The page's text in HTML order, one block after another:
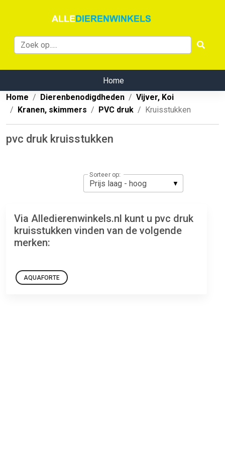
Home
Home
Dierenbenodigdheden
Vijver, Koi
Kranen, skimmers
PVC druk Kruisstukken
pvc druk kruisstukken
Sorteer op:
Via Alledierenwinkels.nl kunt u pvc druk
kruisstukken vinden van de volgende
merken:
AQUAFORTE